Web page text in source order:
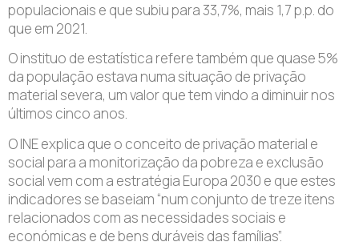
populacionais e que subiu para 33,7%, mais 1,7 p.p. do
que em 2021.
O instituo de estatística refere também que quase 5%
da população estava numa situação de privação
material severa, um valor que tem vindo a diminuir nos
últimos cinco anos.
O INE explica que o conceito de privação material e
social para a monitorização da pobreza e exclusão
social vem com a estratégia Europa 2030 e que estes
indicadores se baseiam “num conjunto de treze itens
relacionados com as necessidades sociais e
económicas e de bens duráveis das famílias”.